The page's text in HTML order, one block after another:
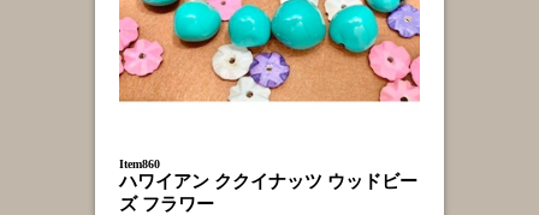
Item860
ハワイアン ククイナッツ ウッドビー
ズ フラワー